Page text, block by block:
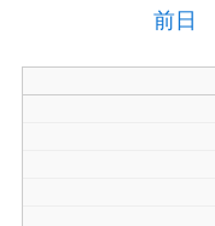
前日